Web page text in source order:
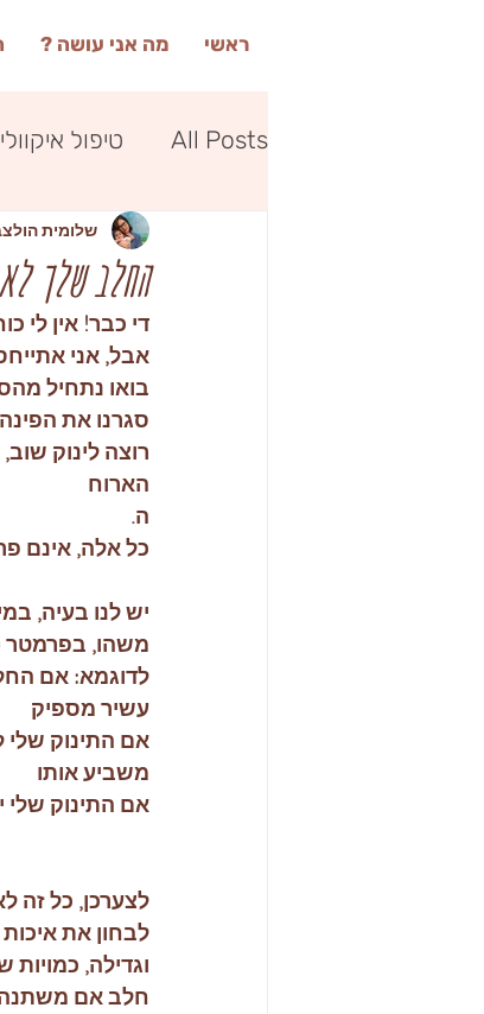
ראשי מה אני עושה ?
All Posts טיפול
החלב שלך
שלומית
די כבר! אין לי
אבל, אני
סגרנו את
רוצה לינוק
הארוח
ה.
כל אלה, אינם
יש לנו בעיה,
משהו, בפרמטר
לדוגמא: אם
עשיר מספיק
אם התינוק
משביע אותו
אם התינוק שלי
לצערכן, כל זה
לבחון את
וגדילה, כמויות
חלב אם משתנה